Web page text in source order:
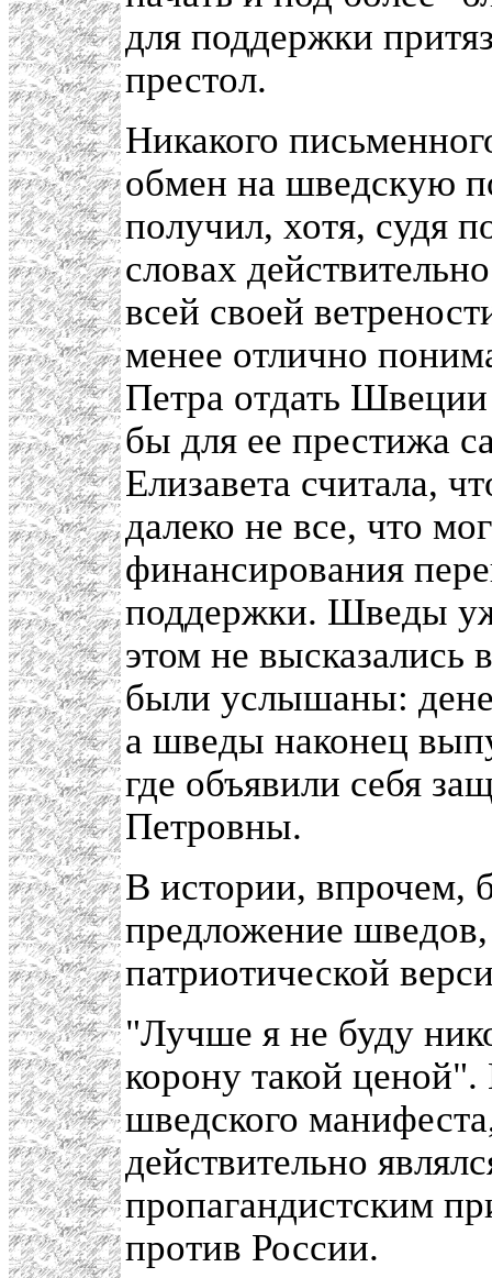
для поддержки
престол.
Никакого
обмен на шведскую
получил, хотя, судя
словах
всей своей
менее отлично
Петра отдать
бы для ее престижа
Елизавета считала,
далеко не все, что
финансирования
поддержки. Шведы
этом не высказались
были услышаны:
а шведы наконец
где объявили себя
Петровны.
В истории, впрочем,
предложение шведов,
патриотической
"Лучше я не буду
корону такой
шведского
действительно
пропагандистским
против России.